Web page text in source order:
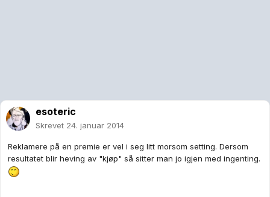
esoteric
Skrevet 24. januar 2014
Reklamere på en premie er vel i seg litt morsom setting. Dersom
resultatet blir heving av "kjøp" så sitter man jo igjen med ingenting.